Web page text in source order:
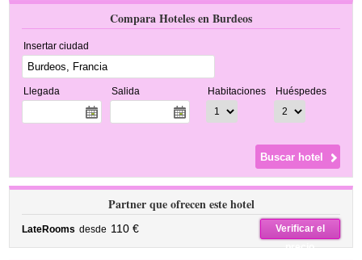
Compara Hoteles en Burdeos
Insertar ciudad
Llegada Salida Habitaciones Huéspedes
Partner que ofrecen este hotel
LateRooms desde 110 €
Verificar el
precio